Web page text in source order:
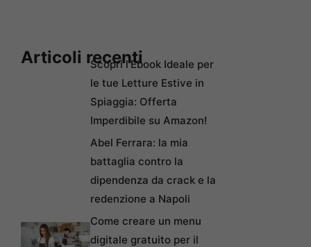
Articoli recentiScopri l’Ebook Ideale per
le tue Letture Estive in
Spiaggia: Offerta
Imperdibile su Amazon!
Abel Ferrara: la mia
battaglia contro la
dipendenza da crack e la
redenzione a Napoli
Come creare un menu
digitale gratuito per il